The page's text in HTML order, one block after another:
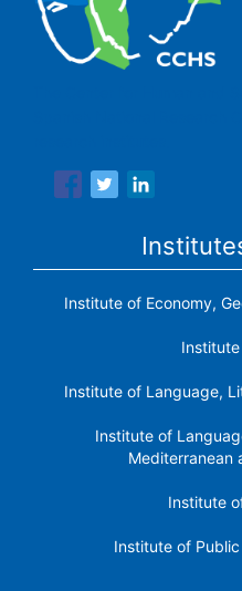
Institute of Economy,
Institute of Language,
Institute of
Mediterranean
Institute
Institute of